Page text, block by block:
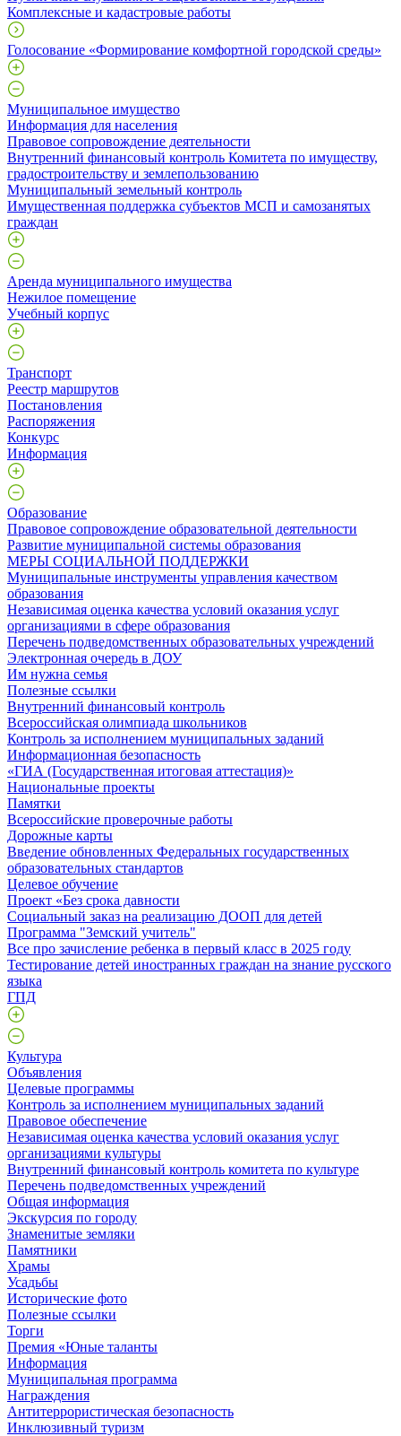
Комплексные и кадастровые работы
Голосование «Формирование комфортной городской среды»
Муниципальное имущество
Информация для населения
Правовое сопровождение деятельности
Внутренний финансовый контроль Комитета по имуществу,
градостроительству и землепользованию
Муниципальный земельный контроль
Имущественная поддержка субъектов МСП и самозанятых
граждан
Аренда муниципального имущества
Нежилое помещение
Учебный корпус
Транспорт
Реестр маршрутов
Постановления
Распоряжения
Конкурс
Информация
Образование
Правовое сопровождение образовательной деятельности
Развитие муниципальной системы образования
МЕРЫ СОЦИАЛЬНОЙ ПОДДЕРЖКИ
Муниципальные инструменты управления качеством
образования
Независимая оценка качества условий оказания услуг
организациями в сфере образования
Перечень подведомственных образовательных учреждений
Электронная очередь в ДОУ
Им нужна семья
Полезные ссылки
Внутренний финансовый контроль
Всероссийская олимпиада школьников
Контроль за исполнением муниципальных заданий
Информационная безопасность
«ГИА (Государственная итоговая аттестация)»
Национальные проекты
Памятки
Всероссийские проверочные работы
Дорожные карты
Введение обновленных Федеральных государственных
образовательных стандартов
Целевое обучение
Проект «Без срока давности
Социальный заказ на реализацию ДООП для детей
Программа "Земский учитель"
Все про зачисление ребенка в первый класс в 2025 году
Тестирование детей иностранных граждан на знание русского
языка
ГПД
Культура
Объявления
Целевые программы
Контроль за исполнением муниципальных заданий
Правовое обеспечение
Независимая оценка качества условий оказания услуг
организациями культуры
Внутренний финансовый контроль комитета по культуре
Перечень подведомственных учреждений
Общая информация
Экскурсия по городу
Знаменитые земляки
Памятники
Храмы
Усадьбы
Исторические фото
Полезные ссылки
Торги
Премия «Юные таланты
Информация
Муниципальная программа
Награждения
Антитеррористическая безопасность
Инклюзивный туризм